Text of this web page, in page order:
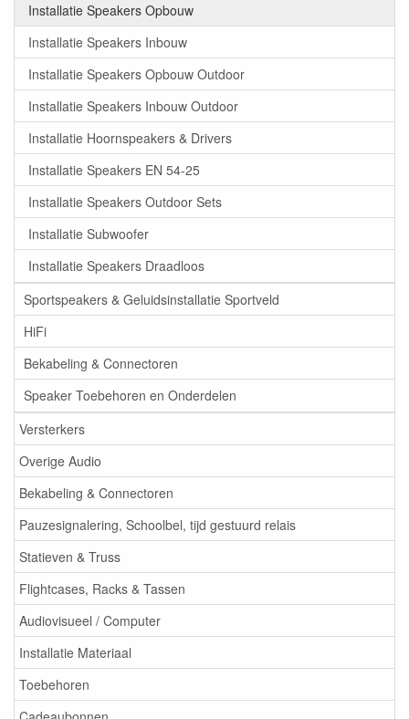
Installatie Speakers Opbouw
Installatie Speakers Inbouw
Installatie Speakers Opbouw Outdoor
Installatie Speakers Inbouw Outdoor
Installatie Hoornspeakers & Drivers
Installatie Speakers EN 54-25
Installatie Speakers Outdoor Sets
Installatie Subwoofer
Installatie Speakers Draadloos
Sportspeakers & Geluidsinstallatie Sportveld
HiFi
Bekabeling & Connectoren
Speaker Toebehoren en Onderdelen
Versterkers
Overige Audio
Bekabeling & Connectoren
Pauzesignalering, Schoolbel, tijd gestuurd relais
Statieven & Truss
Flightcases, Racks & Tassen
Audiovisueel / Computer
Installatie Materiaal
Toebehoren